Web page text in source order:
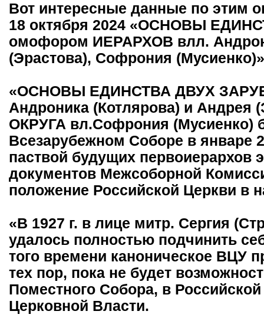
Вот интересные данные по этим
18 октября 2024 «ОСНОВЫ
омофором ИЕРАРХОВ влл.
(Эрастова), Софрония
«ОСНОВЫ ЕДИНСТВА ДВУХ
Андроника (Котлярова) и
ОКРУГА вл.Софрония (Мусиенко)
Всезарубежном Соборе в январе
паствой будущих первоиерархов
документов Межсоборной
положение Российской Церкви в
«В 1927 г. в лице митр. Сергия
удалось полностью подчинить
того времени каноническое ВЦУ
тех пор, пока не будет
Поместного Собора, в
Церковной Власти.